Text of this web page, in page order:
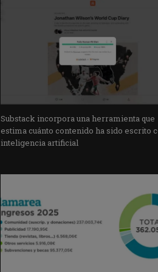
Substack incorpora una herramienta que
estima cuánto contenido ha sido escrito
inteligencia artificial